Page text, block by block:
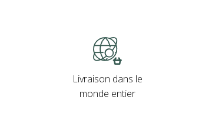
Livraison dans le
monde entier